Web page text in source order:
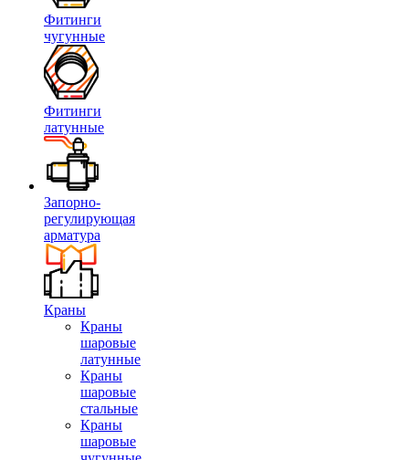
Фитинги
чугунные
Фитинги
латунные
Запорно-
регулирующая
арматура
Краны
Краны
шаровые
латунные
Краны
шаровые
стальные
Краны
шаровые